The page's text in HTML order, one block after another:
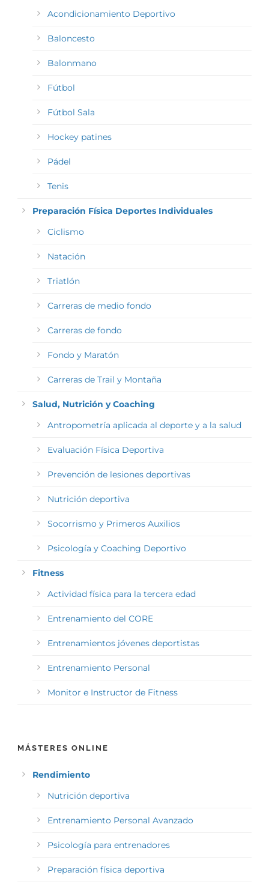
Acondicionamiento Deportivo
Baloncesto
Balonmano
Fútbol
Fútbol Sala
Hockey patines
Pádel
Tenis
Preparación Física Deportes Individuales
Ciclismo
Natación
Triatlón
Carreras de medio fondo
Carreras de fondo
Fondo y Maratón
Carreras de Trail y Montaña
Salud, Nutrición y Coaching
Antropometría aplicada al deporte y a la salud
Evaluación Física Deportiva
Prevención de lesiones deportivas
Nutrición deportiva
Socorrismo y Primeros Auxilios
Psicología y Coaching Deportivo
Fitness
Actividad física para la tercera edad
Entrenamiento del CORE
Entrenamientos jóvenes deportistas
Entrenamiento Personal
Monitor e Instructor de Fitness
MÁSTERES ONLINE
Rendimiento
Nutrición deportiva
Entrenamiento Personal Avanzado
Psicología para entrenadores
Preparación física deportiva